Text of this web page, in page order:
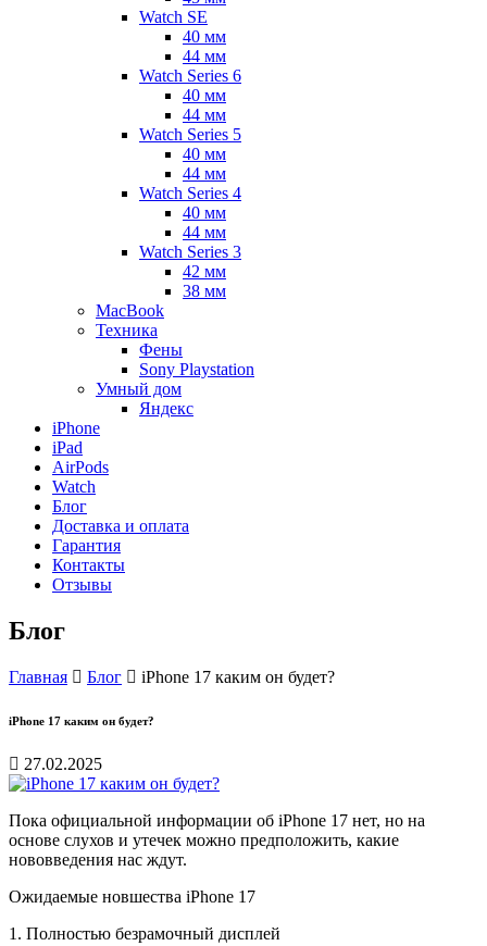
Watch SE
40 мм
44 мм
Watch Series 6
40 мм
44 мм
Watch Series 5
40 мм
44 мм
Watch Series 4
40 мм
44 мм
Watch Series 3
42 мм
38 мм
MacBook
Техника
Фены
Sony Playstation
Умный дом
Яндекс
iPhone
iPad
AirPods
Watch
Блог
Доставка и оплата
Гарантия
Контакты
Отзывы
Блог
Главная Блог iPhone 17 каким он будет?
iPhone 17 каким он будет?
27.02.2025
Пока официальной информации об iPhone 17 нет, но на
основе слухов и утечек можно предположить, какие
нововведения нас ждут.
Ожидаемые новшества iPhone 17
1. Полностью безрамочный дисплей